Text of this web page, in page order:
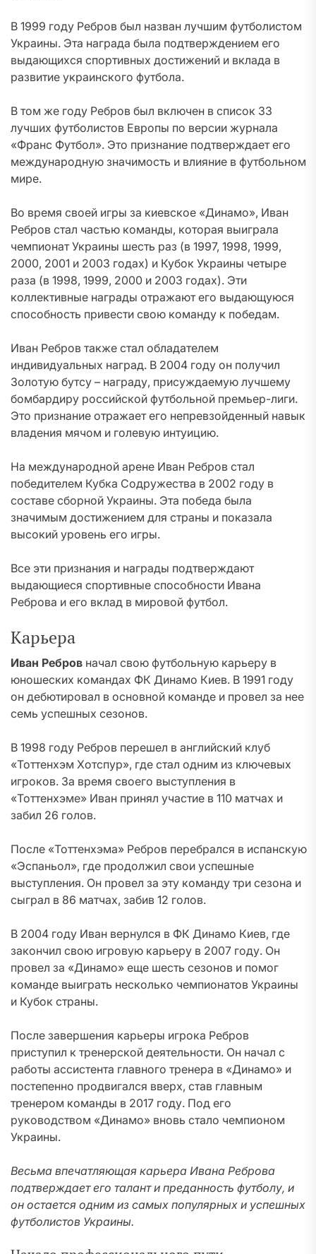
В 1999 году Ребров был назван лучшим футболистом
Украины. Эта награда была подтверждением его
выдающихся спортивных достижений и вклада в
развитие украинского футбола.
В том же году Ребров был включен в список 33
лучших футболистов Европы по версии журнала
«Франс Футбол». Это признание подтверждает его
международную значимость и влияние в футбольном
мире.
Во время своей игры за киевское «Динамо», Иван
Ребров стал частью команды, которая выиграла
чемпионат Украины шесть раз (в 1997, 1998, 1999,
2000, 2001 и 2003 годах) и Кубок Украины четыре
раза (в 1998, 1999, 2000 и 2003 годах). Эти
коллективные награды отражают его выдающуюся
способность привести свою команду к победам.
Иван Ребров также стал обладателем
индивидуальных наград. В 2004 году он получил
Золотую бутсу – награду, присуждаемую лучшему
бомбардиру российской футбольной премьер-лиги.
Это признание отражает его непревзойденный навык
владения мячом и голевую интуицию.
На международной арене Иван Ребров стал
победителем Кубка Содружества в 2002 году в
составе сборной Украины. Эта победа была
значимым достижением для страны и показала
высокий уровень его игры.
Все эти признания и награды подтверждают
выдающиеся спортивные способности Ивана
Реброва и его вклад в мировой футбол.
Карьера
Иван Ребров начал свою футбольную карьеру в
юношеских командах ФК Динамо Киев. В 1991 году
он дебютировал в основной команде и провел за нее
семь успешных сезонов.
В 1998 году Ребров перешел в английский клуб
«Тоттенхэм Хотспур», где стал одним из ключевых
игроков. За время своего выступления в
«Тоттенхэме» Иван принял участие в 110 матчах и
забил 26 голов.
После «Тоттенхэма» Ребров перебрался в испанскую
«Эспаньол», где продолжил свои успешные
выступления. Он провел за эту команду три сезона и
сыграл в 86 матчах, забив 12 голов.
В 2004 году Иван вернулся в ФК Динамо Киев, где
закончил свою игровую карьеру в 2007 году. Он
провел за «Динамо» еще шесть сезонов и помог
команде выиграть несколько чемпионатов Украины
и Кубок страны.
После завершения карьеры игрока Ребров
приступил к тренерской деятельности. Он начал с
работы ассистента главного тренера в «Динамо» и
постепенно продвигался вверх, став главным
тренером команды в 2017 году. Под его
руководством «Динамо» вновь стало чемпионом
Украины.
Весьма впечатляющая карьера Ивана Реброва
подтверждает его талант и преданность футболу, и
он остается одним из самых популярных и успешных
футболистов Украины.